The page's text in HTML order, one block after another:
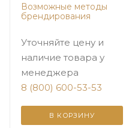
Возможные методы
брендирования
Уточняйте цену и
наличие товара у
менеджера
8 (800) 600-53-53
В КОРЗИНУ